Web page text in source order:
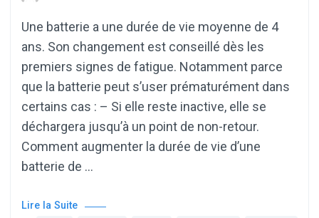
Une batterie a une durée de vie moyenne de 4
ans. Son changement est conseillé dès les
premiers signes de fatigue. Notamment parce
que la batterie peut s’user prématurément dans
certains cas : – Si elle reste inactive, elle se
déchargera jusqu’à un point de non-retour.
Comment augmenter la durée de vie d’une
batterie de …
Lire la Suite